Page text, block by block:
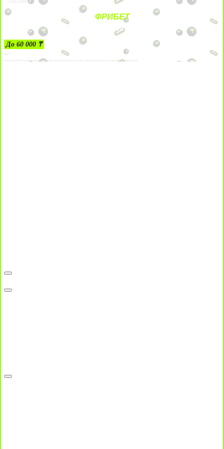
ФРИБЕТ
ЗА ДЕПОЗИТЫ
До 60 000 ₸
21+
Лицензии №24514359, выданной комитетом индустрии туризма Министерства культуры и спорта Республики Казахстан срок до 27 сентября 2034 года.